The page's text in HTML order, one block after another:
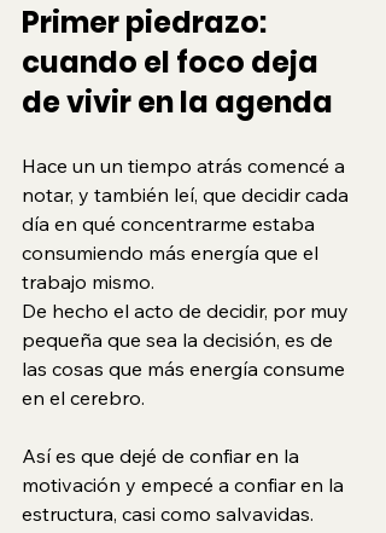
Primer piedrazo:
cuando el foco deja
de vivir en la agenda
Hace un un tiempo atrás comencé a
notar, y también leí, que decidir cada
día en qué concentrarme estaba
consumiendo más energía que el
trabajo mismo.
De hecho el acto de decidir, por muy
pequeña que sea la decisión, es de
las cosas que más energía consume
en el cerebro.
Así es que dejé de confiar en la
motivación y empecé a confiar en la
estructura, casi como salvavidas.